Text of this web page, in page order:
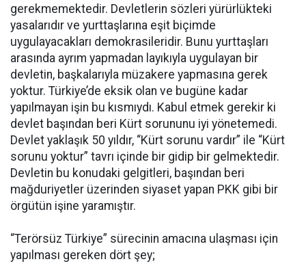
gerekmemektedir. Devletlerin sözleri yürürlükteki
yasalarıdır ve yurttaşlarına eşit biçimde
uygulayacakları demokrasileridir. Bunu yurttaşları
arasında ayrım yapmadan layıkıyla uygulayan bir
devletin, başkalarıyla müzakere yapmasına gerek
yoktur. Türkiye’de eksik olan ve bugüne kadar
yapılmayan işin bu kısmıydı. Kabul etmek gerekir ki
devlet başından beri Kürt sorununu iyi yönetemedi.
Devlet yaklaşık 50 yıldır, “Kürt sorunu vardır” ile “Kürt
sorunu yoktur” tavrı içinde bir gidip bir gelmektedir.
Devletin bu konudaki gelgitleri, başından beri
mağduriyetler üzerinden siyaset yapan PKK gibi bir
örgütün işine yaramıştır.
“Terörsüz Türkiye” sürecinin amacına ulaşması için
yapılması gereken dört şey;